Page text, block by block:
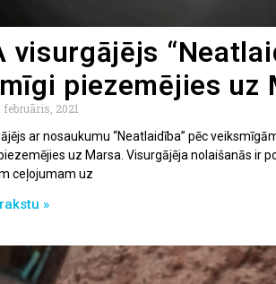
visurgājējs
piezemējies uz
februāris, 2021
ar nosaukumu “Neatlaidība” pēc
uz Marsa. Visurgājēja nolaišanās ir
ceļojumam uz
»